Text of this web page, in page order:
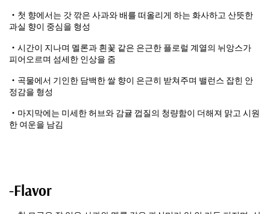
・첫 향에서는 갓 깎은 사과와 배를 떠올리게 하는 화사하고 산뜻한
과실 향이 중심을 형성
・시간이 지나며 멜론과 흰꽃 같은 은근한 플로럴 계열의 뉘앙스가
피어오르며 섬세한 인상을 줌
・곡물에서 기인한 담백한 쌀 향이 은근히 받쳐주며 밸런스 잡힌 안
정감을 형성
・마지막에는 미세한 허브와 감귤 껍질의 청량함이 더해져 맑고 시원
한 여운을 남김
-Flavor